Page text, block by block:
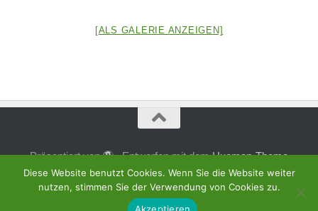
[ALS GALERIE ANZEIGEN]
Präsentiert von - Entworfen mit demHueman-Theme
Diese Website benutzt Cookies. Wenn Sie die Website weiter
nutzen, stimmen Sie der Verwendung von Cookies zu.
Akzeptieren